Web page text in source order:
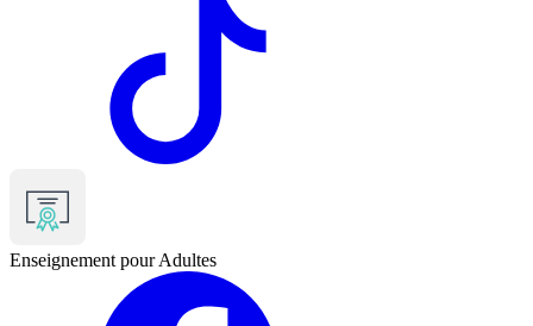
Enseignement pour Adultes